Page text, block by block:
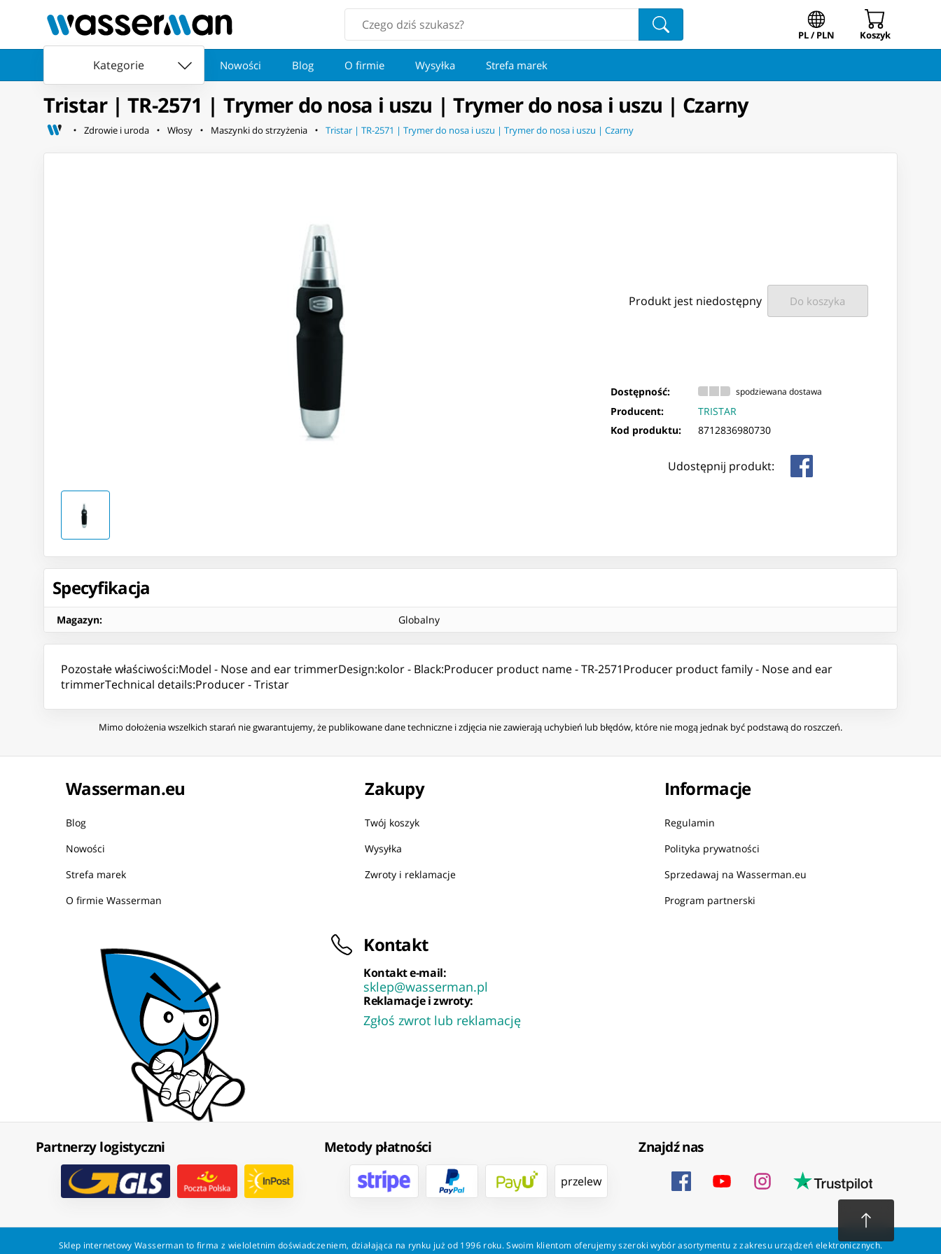
PL / PLN Koszyk
Kategorie Nowości Blog O firmie Wysyłka Strefa marek
Tristar | TR-2571 | Trymer do nosa i uszu | Trymer do nosa i uszu | Czarny
Zdrowie i uroda Włosy Maszynki do strzyżenia Tristar | TR-2571 | Trymer do nosa i uszu | Trymer do nosa i uszu | Czarny
Produkt jest niedostępny Do koszyka
Dostępność: spodziewana dostawa
Producent:
TRISTAR
Kod produktu:
8712836980730
Udostępnij produkt:
Specyfikacja
Magazyn: Globalny
Pozostałe właściwości:Model - Nose and ear trimmerDesign:kolor - Black:Producer product name - TR-2571Producer product family - Nose and ear
trimmerTechnical details:Producer - Tristar
Mimo dołożenia wszelkich starań nie gwarantujemy, że publikowane dane techniczne i zdjęcia nie zawierają uchybień lub błędów, które nie mogą jednak być podstawą do roszczeń.
Wasserman.eu
Blog
Nowości
Strefa marek
O firmie Wasserman
Zakupy
Twój koszyk
Wysyłka
Zwroty i reklamacje
Informacje
Regulamin
Polityka prywatności
Sprzedawaj na Wasserman.eu
Program partnerski
Kontakt
Kontakt e-mail:
sklep@wasserman.pl
Reklamacje i zwroty:
Zgłoś zwrot lub reklamację
Partnerzy logistyczni Metody płatności
przelew
Znajdź nas
Sklep internetowy Wasserman to firma z wieloletnim doświadczeniem, działająca na rynku już od 1996 roku. Swoim klientom oferujemy szeroki wybór asortymentu z zakresu urządzeń elektronicznych.